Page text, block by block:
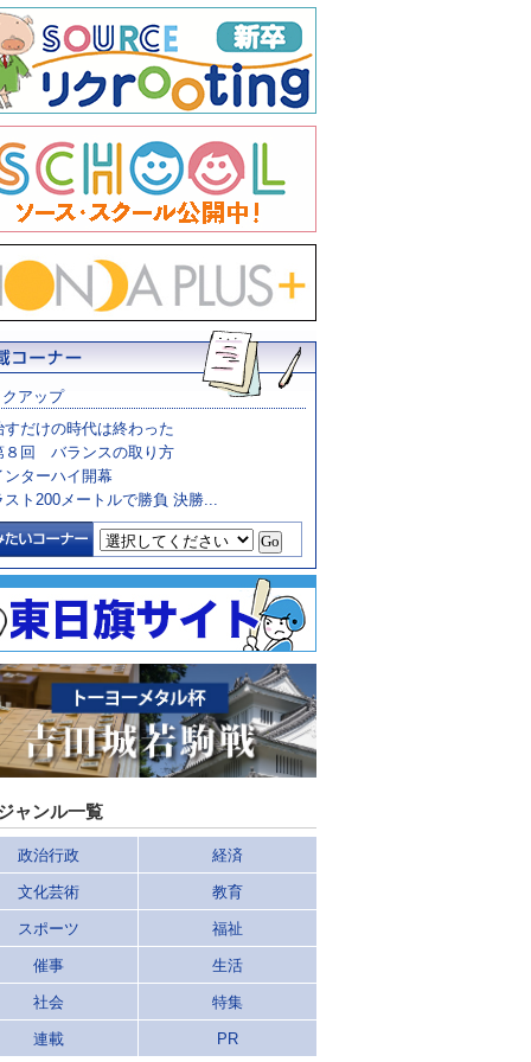
アップ
すだけの時代は終わった
８回 バランスの取り方
ンターハイ開幕
スト200メートルで勝負 決勝...
ャンル一覧
政治行政 経済
文化芸術 教育
スポーツ 福祉
催事 生活
社会 特集
連載 PR